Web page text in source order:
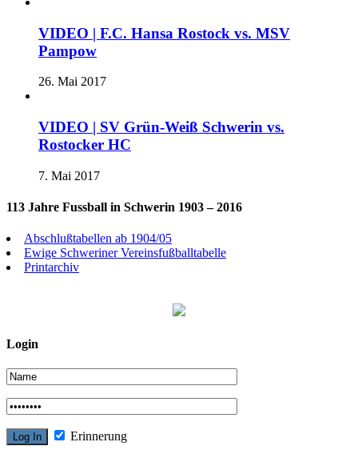
VIDEO | F.C. Hansa Rostock vs. MSV
Pampow
26. Mai 2017
VIDEO | SV Grün-Weiß Schwerin vs.
Rostocker HC
7. Mai 2017
113 Jahre Fussball in Schwerin 1903 – 2016
Abschlußtabellen ab 1904/05
Ewige Schweriner Vereinsfußballtabelle
Printarchiv
Login
Erinnerung